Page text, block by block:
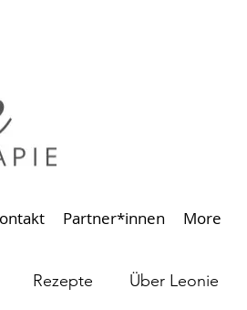
Partner*innen More
Rezepte Über Leonie